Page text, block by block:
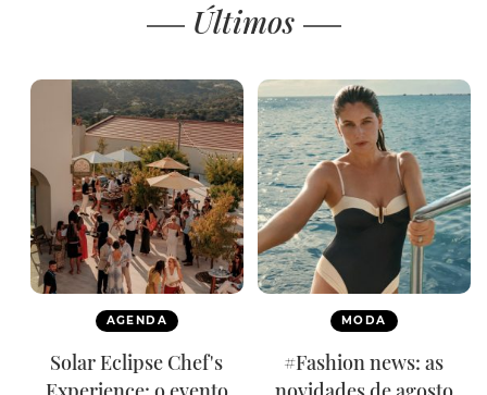
Últimos
AGENDA
Solar Eclipse Chef's
MODA
#Fashion news: as